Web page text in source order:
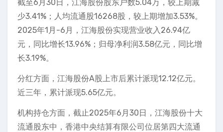
截至6月30日，江海股份股东户数5.04万，较上期减
少3.41%；人均流通股16268股，较上期增加3.53%。
2025年1月-6月，江海股份实现营业收入26.94亿
元，同比增长13.96%；归母净利润3.58亿元，同比增
长3.19%。
分红方面，江海股份A股上市后累计派现12.12亿元。
近三年，累计派现5.65亿元。
机构持仓方面，截止2025年6月30日，江海股份十大
流通股东中，香港中央结算有限公司位居第四大流通